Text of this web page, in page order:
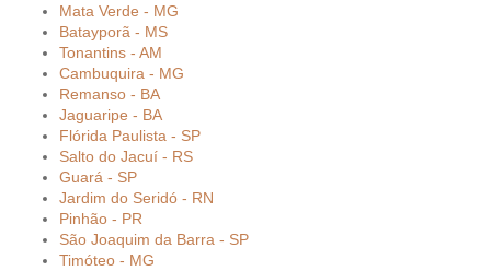
Mata Verde - MG
Batayporã - MS
Tonantins - AM
Cambuquira - MG
Remanso - BA
Jaguaripe - BA
Flórida Paulista - SP
Salto do Jacuí - RS
Guará - SP
Jardim do Seridó - RN
Pinhão - PR
São Joaquim da Barra - SP
Timóteo - MG